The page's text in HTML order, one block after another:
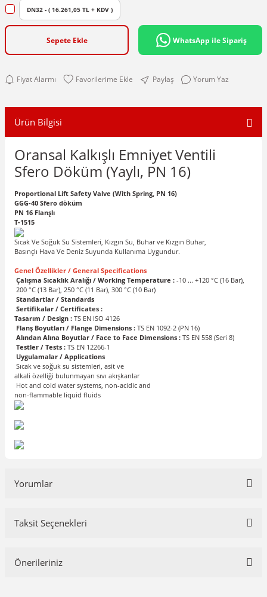
DN32 - ( 16.261,05 TL + KDV )
Sepete Ekle WhatsApp ile Sipariş
Fiyat Alarmı Paylaş Yorum Yaz
Ürün Bilgisi
Oransal Kalkışlı Emniyet Ventili
Sfero Döküm (Yaylı, PN 16)
Proportional Lift Safety Valve (With Spring, PN 16)
GGG-40 Sfero döküm
PN 16 Flanşlı
T-1515
Sıcak Ve Soğuk Su Sistemleri, Kızgın Su, Buhar ve Kızgın Buhar,
Basınçlı Hava Ve Deniz Suyunda Kullanıma Uygundur.
Genel Özellikler / General Specifications
Çalışma Sıcaklık Aralığı / Working Temperature : -10 ... +120 °C (16 Bar),
200 °C (13 Bar), 250 °C (11 Bar), 300 °C (10 Bar)
Standartlar / Standards
Sertifikalar / Certificates :
Tasarım / Design : TS EN ISO 4126
Flanş Boyutları / Flange Dimensions : TS EN 1092-2 (PN 16)
Alından Alına Boyutlar / Face to Face Dimensions : TS EN 558 (Seri 8)
Testler / Tests : TS EN 12266-1
Uygulamalar / Applications
Sıcak ve soğuk su sistemleri, asit ve
alkali özelliği bulunmayan sıvı akışkanlar
Hot and cold water systems, non-acidic and
non-flammable liquid fluids
Yorumlar
Taksit Seçenekleri
Önerileriniz